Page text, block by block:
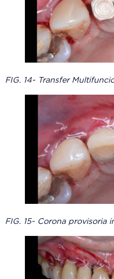
FIG. 14- Transfer
FIG. 15- Corona provisoria